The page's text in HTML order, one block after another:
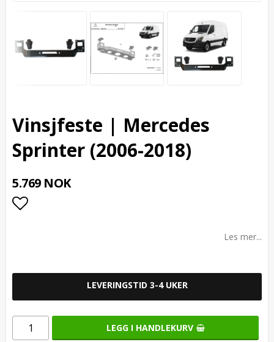
Vinsjfeste | Mercedes
Sprinter (2006-2018)
5.769 NOK
Les mer...
LEVERINGSTID 3-4 UKER
LEGG I HANDLEKURV